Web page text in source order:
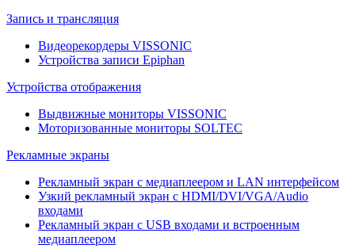
Запись и трансляция
Видеорекордеры VISSONIC
Устройства записи Epiphan
Устройства отображения
Выдвижные мониторы VISSONIC
Моторизованные мониторы SOLTEC
Рекламные экраны
Рекламный экран с медиаплеером и LAN интерфейсом
Узкий рекламный экран с HDMI/DVI/VGA/Audio
входами
Рекламный экран с USB входами и встроенным
медиаплеером